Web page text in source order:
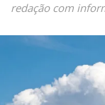
redação com